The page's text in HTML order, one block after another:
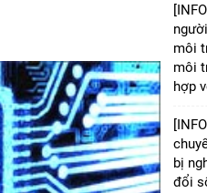
môi
môi
hợp
bị
đổi